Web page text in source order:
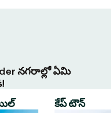
నగరాల్లో ఏమి
కేప్ టౌన్